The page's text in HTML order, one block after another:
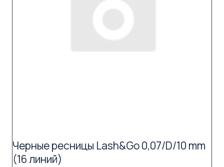
Черные ресницы Lash&Go 0,07/D/10 mm
(16 линий)